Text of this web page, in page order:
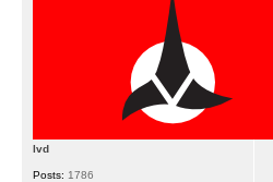
lvd
Posts: 1786